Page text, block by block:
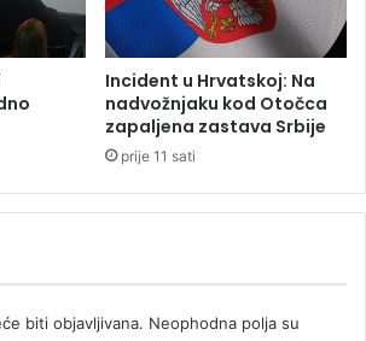
Incident u Hrvatskoj: Na
nadvožnjaku kod Otočca
zapaljena zastava Srbije
prije 11 sati
biti objavljivana. Neophodna polja su